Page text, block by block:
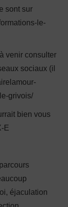
sont sur
le-
venir consulter
sociaux (il
grivois/
bien vous
E
éjaculation